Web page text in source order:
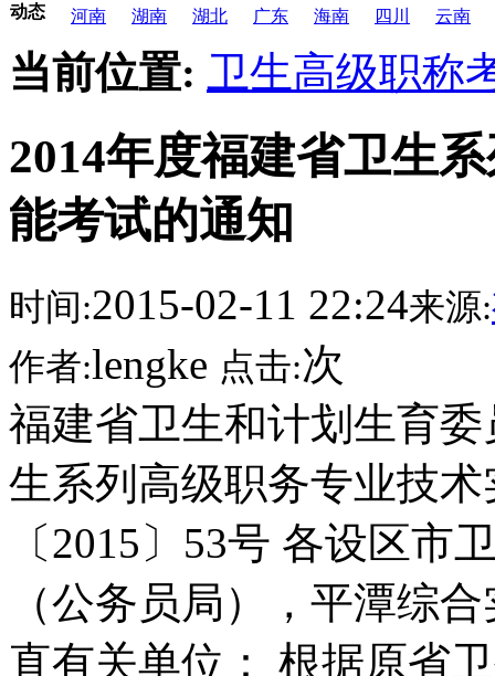
动态 河南 湖南 湖北 广东 海南 四川 云南
当前位置: 卫生高级职称
2014年度福建省卫生
能考试的通知
时间:2015-02-11 22:24来源:
作者:lengke 点击:次
福建省卫生和计划生育
生系列高级职务专业技
〔2015〕53号 各设区市
（公务员局），平潭综
直有关单位： 根据原省